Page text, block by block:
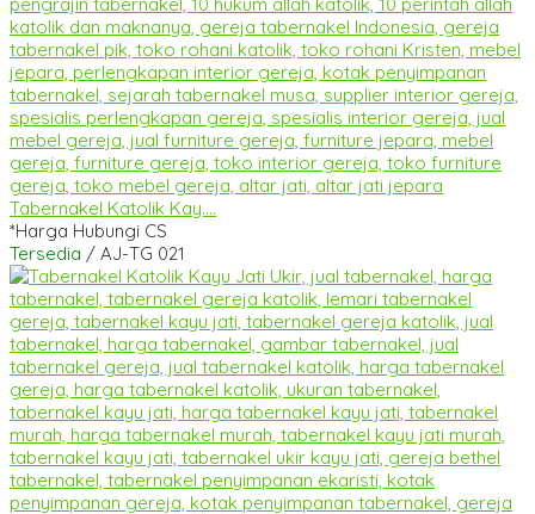
Tabernakel Katolik Kay....
*Harga Hubungi CS
Tersedia / AJ-TG 021